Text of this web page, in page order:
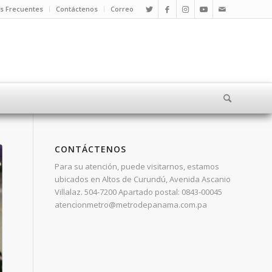
Frecuentes Contáctenos Correo
CONTÁCTENOS
Para su atención, puede visitarnos, estamos
ubicados en Altos de Curundú, Avenida Ascanio
Villalaz. 504-7200 Apartado postal: 0843-00045
atencionmetro@metrodepanama.com.pa